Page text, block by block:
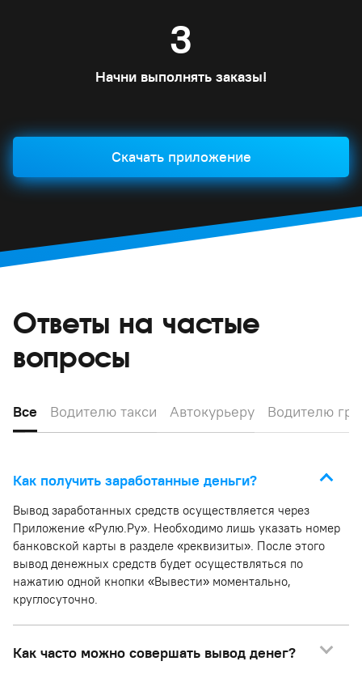
3
Начни выполнять заказы!
Скачать приложение
Ответы на частые
вопросы
Все Водителю такси Автокурьеру Водителю
Как получить заработанные деньги?
Вывод заработанных средств осуществляется через
Приложение «Рулю.Ру». Необходимо лишь указать номер
банковской карты в разделе «реквизиты». После этого
вывод денежных средств будет осуществляться по
нажатию одной кнопки «Вывести» моментально,
круглосуточно.
Как часто можно совершать вывод денег?